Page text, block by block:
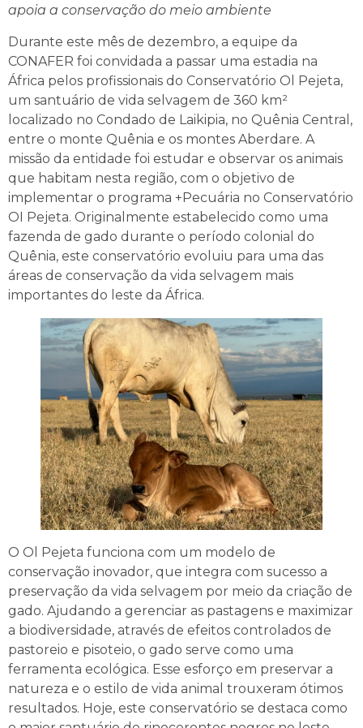
apoia a conservação do meio ambiente
Durante este mês de dezembro, a equipe da
CONAFER foi convidada a passar uma estadia na
África pelos profissionais do Conservatório Ol Pejeta,
um santuário de vida selvagem de 360 km²
localizado no Condado de Laikipia, no Quênia Central,
entre o monte Quênia e os montes Aberdare. A
missão da entidade foi estudar e observar os animais
que habitam nesta região, com o objetivo de
implementar o programa +Pecuária no Conservatório
OI Pejeta. Originalmente estabelecido como uma
fazenda de gado durante o período colonial do
Quênia, este conservatório evoluiu para uma das
áreas de conservação da vida selvagem mais
importantes do leste da África.
O Ol Pejeta funciona com um modelo de
conservação inovador, que integra com sucesso a
preservação da vida selvagem por meio da criação de
gado. Ajudando a gerenciar as pastagens e maximizar
a biodiversidade, através de efeitos controlados de
pastoreio e pisoteio, o gado serve como uma
ferramenta ecológica. Esse esforço em preservar a
natureza e o estilo de vida animal trouxeram ótimos
resultados. Hoje, este conservatório se destaca como